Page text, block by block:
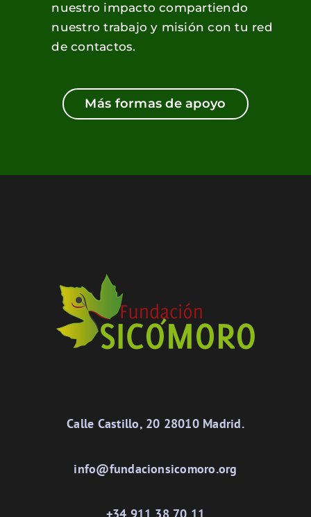
nuestro impacto compartiendo
nuestro trabajo y misión con tu red
de contactos.
Más formas de apoyo
Calle Castillo, 20 28010 Madrid.
info@fundacionsicomoro.org
+34 911 38 70 11